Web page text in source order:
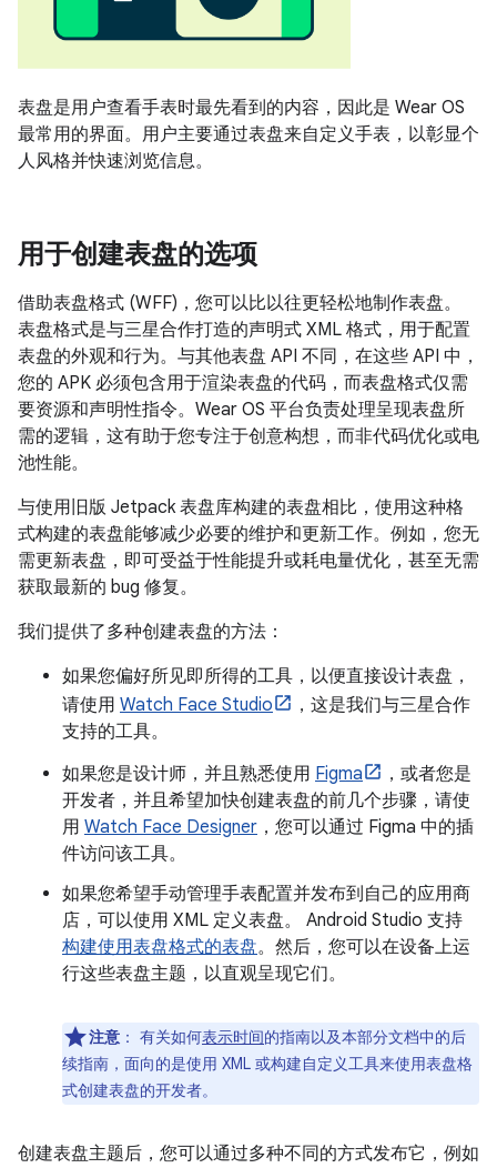
表盘是用户查看手表时最先看到的内容，因此是 Wear OS
最常用的界面。用户主要通过表盘来自定义手表，以彰显个
人风格并快速浏览信息。
用于创建表盘的选项
借助表盘格式 (WFF)，您可以比以往更轻松地制作表盘。
表盘格式是与三星合作打造的声明式 XML 格式，用于配置
表盘的外观和行为。与其他表盘 API 不同，在这些 API 中，
您的 APK 必须包含用于渲染表盘的代码，而表盘格式仅需
要资源和声明性指令。Wear OS 平台负责处理呈现表盘所
需的逻辑，这有助于您专注于创意构想，而非代码优化或电
池性能。
与使用旧版 Jetpack 表盘库构建的表盘相比，使用这种格
式构建的表盘能够减少必要的维护和更新工作。例如，您无
需更新表盘，即可受益于性能提升或耗电量优化，甚至无需
获取最新的 bug 修复。
我们提供了多种创建表盘的方法：
如果您偏好所见即所得的工具，以便直接设计表盘，
请使用 Watch Face Studio
，这是我们与三星合作
支持的工具。
如果您是设计师，并且熟悉使用 Figma
，或者您是
开发者，并且希望加快创建表盘的前几个步骤，请使
用 Watch Face Designer ，您可以通过 Figma 中的插
件访问该工具。
如果您希望手动管理手表配置并发布到自己的应用商
店，可以使用 XML 定义表盘。 Android Studio 支持
构建使用表盘格式的表盘。然后，您可以在设备上运
行这些表盘主题，以直观呈现它们。
注意 ： 有关如何表示时间的指南以及本部分文档中的后
续指南，面向的是使用 XML 或构建自定义工具来使用表盘格
式创建表盘的开发者。
创建表盘主题后，您可以通过多种不同的方式发布它，例如